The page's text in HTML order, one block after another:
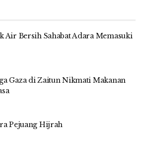
Air Bersih Sahabat Adara Memasuki
Gaza di Zaitun Nikmati Makanan
Pejuang Hijrah